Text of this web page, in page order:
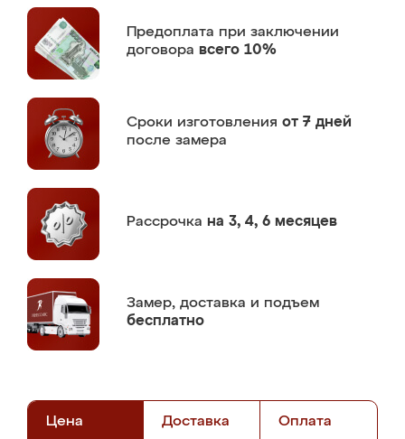
Предоплата при заключении
договора всего 10%
Сроки изготовления от 7 дней
после замера
Рассрочка на 3, 4, 6 месяцев
Замер, доставка и подъем
бесплатно
Цена Доставка Оплата